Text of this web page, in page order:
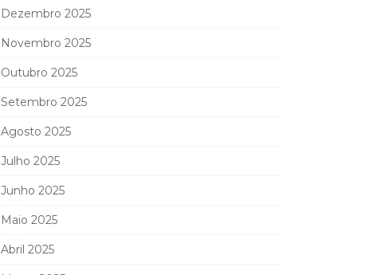
Dezembro 2025
Novembro 2025
Outubro 2025
Setembro 2025
Agosto 2025
Julho 2025
Junho 2025
Maio 2025
Abril 2025